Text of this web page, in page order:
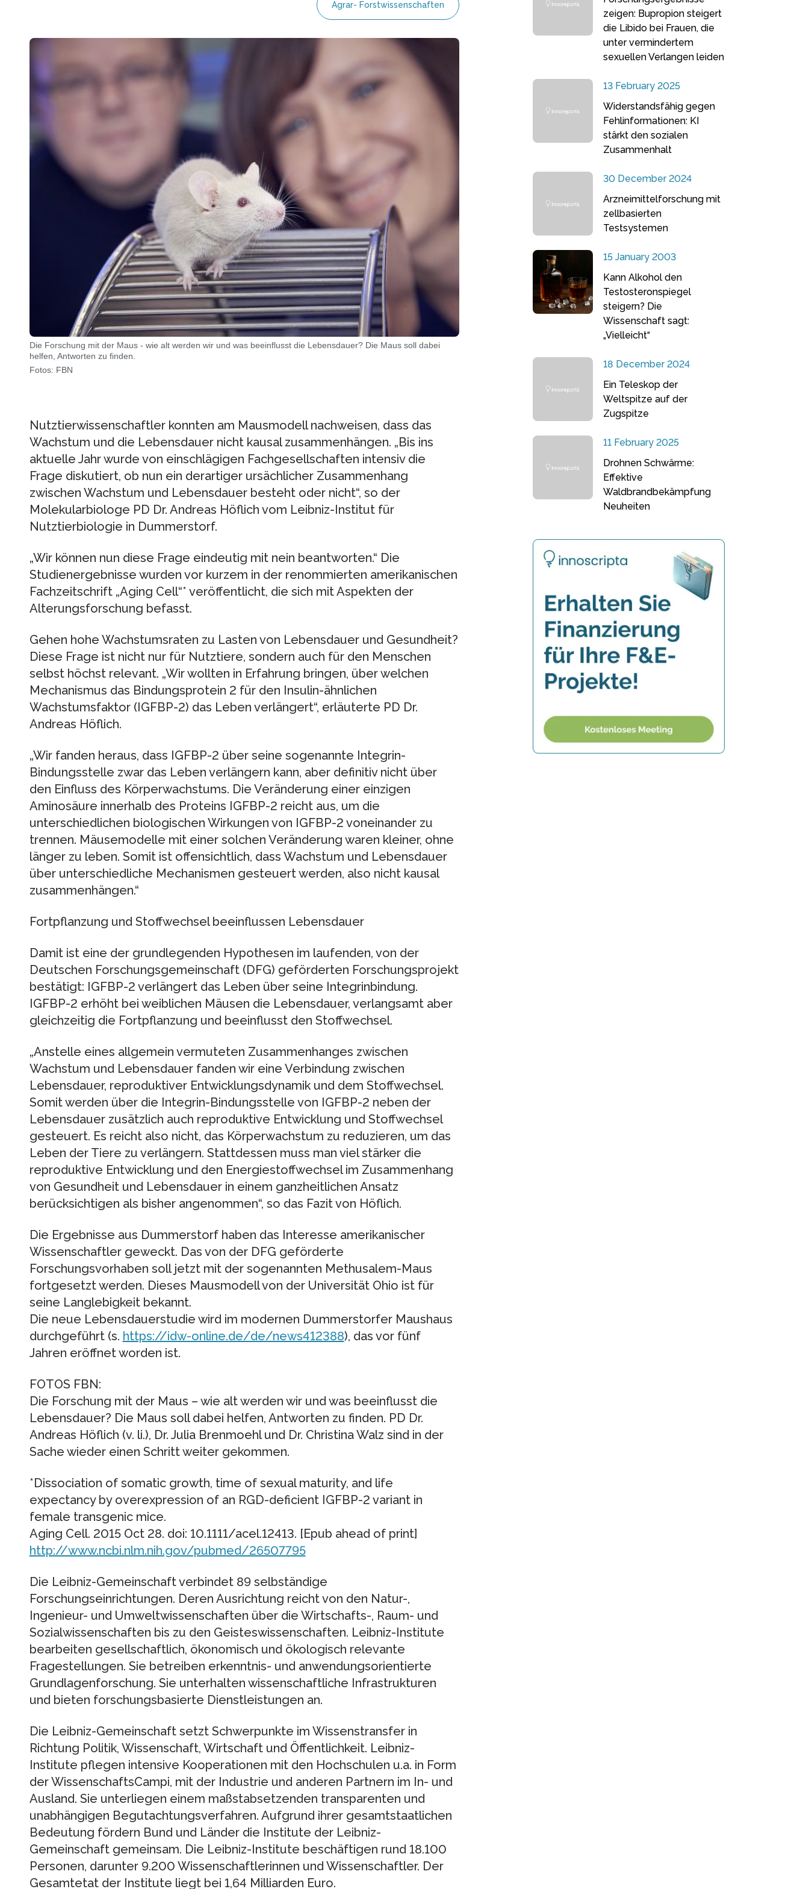
Agrar- Forstwissenschaften
Die Forschung mit der Maus - wie alt werden wir und was beeinflusst die Lebensdauer? Die Maus soll dabei
helfen, Antworten zu finden.
Fotos: FBN
Nutztierwissenschaftler konnten am Mausmodell nachweisen, dass das
Wachstum und die Lebensdauer nicht kausal zusammenhängen. „Bis ins
aktuelle Jahr wurde von einschlägigen Fachgesellschaften intensiv die
Frage diskutiert, ob nun ein derartiger ursächlicher Zusammenhang
zwischen Wachstum und Lebensdauer besteht oder nicht“, so der
Molekularbiologe PD Dr. Andreas Höflich vom Leibniz-Institut für
Nutztierbiologie in Dummerstorf.
„Wir können nun diese Frage eindeutig mit nein beantworten.“ Die
Studienergebnisse wurden vor kurzem in der renommierten amerikanischen
Fachzeitschrift „Aging Cell“* veröffentlicht, die sich mit Aspekten der
Alterungsforschung befasst.
Gehen hohe Wachstumsraten zu Lasten von Lebensdauer und Gesundheit?
Diese Frage ist nicht nur für Nutztiere, sondern auch für den Menschen
selbst höchst relevant. „Wir wollten in Erfahrung bringen, über welchen
Mechanismus das Bindungsprotein 2 für den Insulin-ähnlichen
Wachstumsfaktor (IGFBP-2) das Leben verlängert“, erläuterte PD Dr.
Andreas Höflich.
„Wir fanden heraus, dass IGFBP-2 über seine sogenannte Integrin-
Bindungsstelle zwar das Leben verlängern kann, aber definitiv nicht über
den Einfluss des Körperwachstums. Die Veränderung einer einzigen
Aminosäure innerhalb des Proteins IGFBP-2 reicht aus, um die
unterschiedlichen biologischen Wirkungen von IGFBP-2 voneinander zu
trennen. Mäusemodelle mit einer solchen Veränderung waren kleiner, ohne
länger zu leben. Somit ist offensichtlich, dass Wachstum und Lebensdauer
über unterschiedliche Mechanismen gesteuert werden, also nicht kausal
zusammenhängen.“
Fortpflanzung und Stoffwechsel beeinflussen Lebensdauer
Damit ist eine der grundlegenden Hypothesen im laufenden, von der
Deutschen Forschungsgemeinschaft (DFG) geförderten Forschungsprojekt
bestätigt: IGFBP-2 verlängert das Leben über seine Integrinbindung.
IGFBP-2 erhöht bei weiblichen Mäusen die Lebensdauer, verlangsamt aber
gleichzeitig die Fortpflanzung und beeinflusst den Stoffwechsel.
„Anstelle eines allgemein vermuteten Zusammenhanges zwischen
Wachstum und Lebensdauer fanden wir eine Verbindung zwischen
Lebensdauer, reproduktiver Entwicklungsdynamik und dem Stoffwechsel.
Somit werden über die Integrin-Bindungsstelle von IGFBP-2 neben der
Lebensdauer zusätzlich auch reproduktive Entwicklung und Stoffwechsel
gesteuert. Es reicht also nicht, das Körperwachstum zu reduzieren, um das
Leben der Tiere zu verlängern. Stattdessen muss man viel stärker die
reproduktive Entwicklung und den Energiestoffwechsel im Zusammenhang
von Gesundheit und Lebensdauer in einem ganzheitlichen Ansatz
berücksichtigen als bisher angenommen“, so das Fazit von Höflich.
Die Ergebnisse aus Dummerstorf haben das Interesse amerikanischer
Wissenschaftler geweckt. Das von der DFG geförderte
Forschungsvorhaben soll jetzt mit der sogenannten Methusalem-Maus
fortgesetzt werden. Dieses Mausmodell von der Universität Ohio ist für
seine Langlebigkeit bekannt.
Die neue Lebensdauerstudie wird im modernen Dummerstorfer Maushaus
durchgeführt (s. https://idw-online.de/de/news412388), das vor fünf
Jahren eröffnet worden ist.
FOTOS FBN:
Die Forschung mit der Maus – wie alt werden wir und was beeinflusst die
Lebensdauer? Die Maus soll dabei helfen, Antworten zu finden. PD Dr.
Andreas Höflich (v. li.), Dr. Julia Brenmoehl und Dr. Christina Walz sind in der
Sache wieder einen Schritt weiter gekommen.
*Dissociation of somatic growth, time of sexual maturity, and life
expectancy by overexpression of an RGD-deficient IGFBP-2 variant in
female transgenic mice.
Aging Cell. 2015 Oct 28. doi: 10.1111/acel.12413. [Epub ahead of print]
http://www.ncbi.nlm.nih.gov/pubmed/26507795
Die Leibniz-Gemeinschaft verbindet 89 selbständige
Forschungseinrichtungen. Deren Ausrichtung reicht von den Natur-,
Ingenieur- und Umweltwissenschaften über die Wirtschafts-, Raum- und
Sozialwissenschaften bis zu den Geisteswissenschaften. Leibniz-Institute
bearbeiten gesellschaftlich, ökonomisch und ökologisch relevante
Fragestellungen. Sie betreiben erkenntnis- und anwendungsorientierte
Grundlagenforschung. Sie unterhalten wissenschaftliche Infrastrukturen
und bieten forschungsbasierte Dienstleistungen an.
Die Leibniz-Gemeinschaft setzt Schwerpunkte im Wissenstransfer in
Richtung Politik, Wissenschaft, Wirtschaft und Öffentlichkeit. Leibniz-
Institute pflegen intensive Kooperationen mit den Hochschulen u.a. in Form
der WissenschaftsCampi, mit der Industrie und anderen Partnern im In- und
Ausland. Sie unterliegen einem maßstabsetzenden transparenten und
unabhängigen Begutachtungsverfahren. Aufgrund ihrer gesamtstaatlichen
Bedeutung fördern Bund und Länder die Institute der Leibniz-
Gemeinschaft gemeinsam. Die Leibniz-Institute beschäftigen rund 18.100
Personen, darunter 9.200 Wissenschaftlerinnen und Wissenschaftler. Der
Gesamtetat der Institute liegt bei 1,64 Milliarden Euro.
zeigen: Bupropion steigert
die Libido bei Frauen, die
unter vermindertem
sexuellen Verlangen leiden
13 February 2025
Widerstandsfähig gegen
Fehlinformationen: KI
stärkt den sozialen
Zusammenhalt
30 December 2024
Arzneimittelforschung mit
zellbasierten
Testsystemen
15 January 2003
Kann Alkohol den
Testosteronspiegel
steigern? Die
Wissenschaft sagt:
„Vielleicht“
18 December 2024
Ein Teleskop der
Weltspitze auf der
Zugspitze
11 February 2025
Drohnen Schwärme:
Effektive
Waldbrandbekämpfung
Neuheiten